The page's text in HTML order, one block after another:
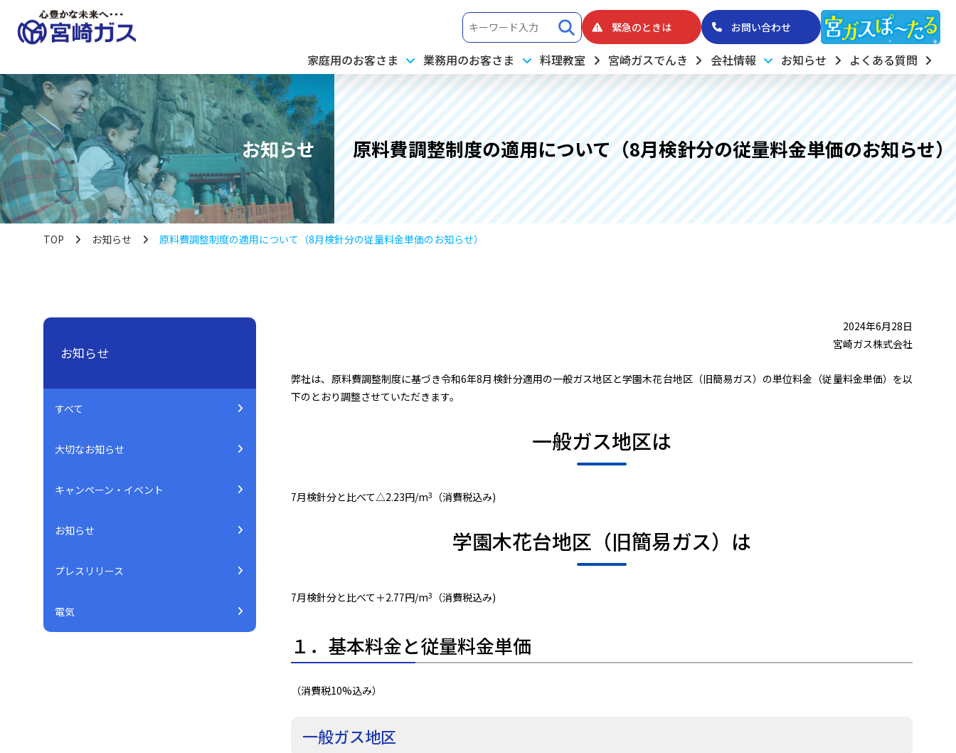
緊急のときは お問い合わせ
家庭用のお客さま 業務用のお客さま 料理教室 宮崎ガスでんき 会社情報 お知らせ よくある質問
お知らせ 原料費調整制度の適用について（8月検針分の従量料金単価のお知らせ）
TOP お知らせ 原料費調整制度の適用について（8月検針分の従量料金単価のお知らせ）
お知らせ
すべて
大切なお知らせ
キャンペーン・イベント
お知らせ
プレスリリース
電気
2024年6月28日
宮崎ガス株式会社
弊社は、原料費調整制度に基づき令和6年8月検針分適用の一般ガス地区と学園木花台地区（旧簡易ガス）の単位料金（従量料金単価）を以
下のとおり調整させていただきます。
一般ガス地区は
7月検針分と比べて△2.23円/m3 （消費税込み)
学園木花台地区（旧簡易ガス）は
7月検針分と比べて＋2.77円/m3 （消費税込み)
１．基本料金と従量料金単価
（消費税10%込み）
一般ガス地区